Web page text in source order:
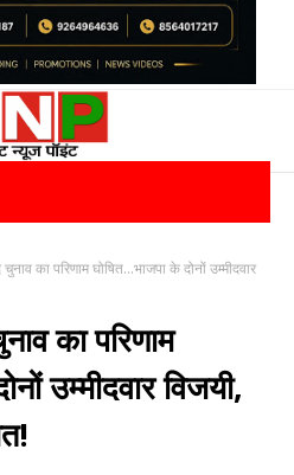
चुनाव का परिणाम घोषित...भाजपा के दोनों उम्मीदवार
का परिणाम
उम्मीदवार विजयी,